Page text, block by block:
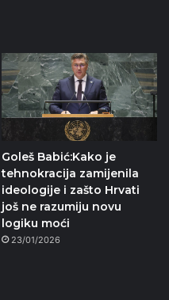
Goleš Babić:Kako je
tehnokracija zamijenila
ideologije i zašto Hrvati
još ne razumiju novu
logiku moći
23/01/2026